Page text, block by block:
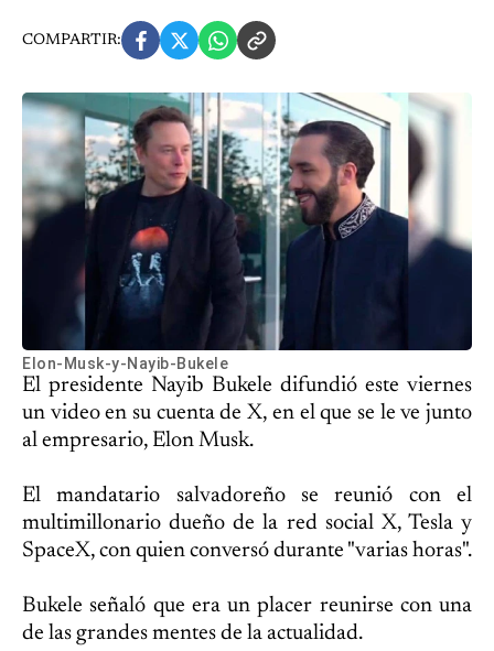
COMPARTIR:
Elon-Musk-y-Nayib-Bukele
El presidente Nayib Bukele difundió este viernes
un video en su cuenta de X, en el que se le ve junto
al empresario, Elon Musk.
El mandatario salvadoreño se reunió con el
multimillonario dueño de la red social X, Tesla y
SpaceX, con quien conversó durante "varias horas".
Bukele señaló que era un placer reunirse con una
de las grandes mentes de la actualidad.